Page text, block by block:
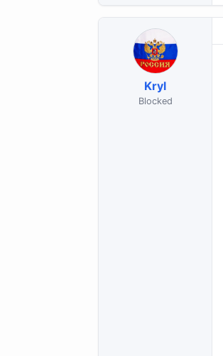
Kryl
Blocked